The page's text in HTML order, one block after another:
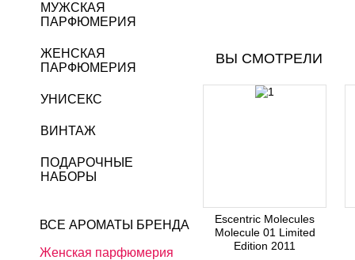
ВЫ СМОТРЕЛИ
Escentric Molecules
Molecule 01 Limited
Edition 2011
МУЖСКАЯ
ПАРФЮМЕРИЯ
ЖЕНСКАЯ
ПАРФЮМЕРИЯ
УНИСЕКС
ВИНТАЖ
ПОДАРОЧНЫЕ
НАБОРЫ
ВСЕ АРОМАТЫ БРЕНДА
Женская парфюмерия